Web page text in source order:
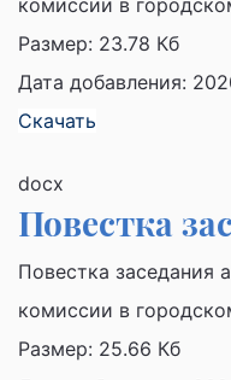
комиссии в
Размер: 23.78 Кб
Дата добавления:
Скачать
docx
Повестка
Повестка заседания
комиссии в
Размер: 25.66 Кб